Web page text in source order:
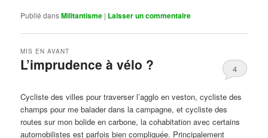
Publié dansMilitantisme | Laisser un commentaire
L’imprudence à vélo ?
MIS EN AVANT
4
Cycliste des villes pour traverser l’agglo en veston, cycliste des
champs pour me balader dans la campagne, et cycliste des
routes sur mon bolide en carbone, la cohabitation avec certains
automobilistes est parfois bien compliquée. Principalement